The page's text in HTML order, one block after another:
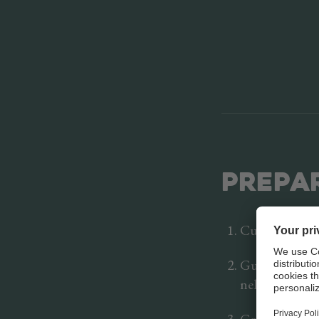
Cuocere le
Guarnire i
nello Speck.